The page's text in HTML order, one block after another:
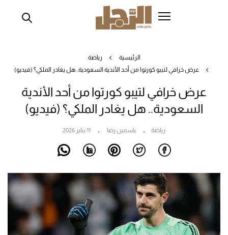
الرئيسية
رياضة
عرض خرافي لتيبو كورتوا من أحد الأندية السعودية.. هل يغادر الملكي؟ (فيديو)
عرض خرافي لتيبو كورتوا من أحد الأندية
السعودية.. هل يغادر الملكي؟ (فيديو)
رياضة ياسمين رضا 11 يناير 2026